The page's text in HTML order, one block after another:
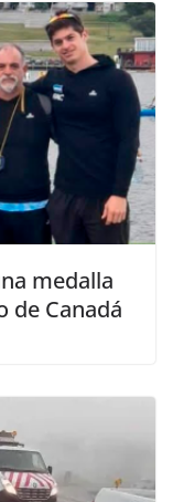
medalla
de Canadá